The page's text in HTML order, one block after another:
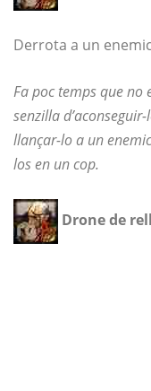
Derrota a un
Fa poc temps que no
senzilla
llançar-lo a un
los en un cop.
Drone de